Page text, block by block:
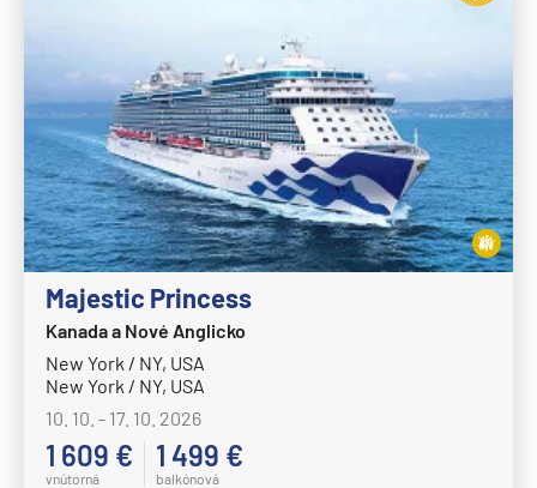
Majestic Princess
Kanada a Nové Anglicko
New York / NY, USA
New York / NY, USA
10. 10. - 17. 10. 2026
1 609 €
vnútorná
1 499 €
balkónová